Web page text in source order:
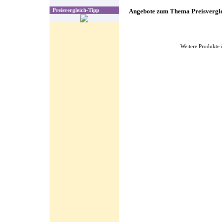
Preisvergleich-Tipp Angebote zum Thema
Weitere Produkte